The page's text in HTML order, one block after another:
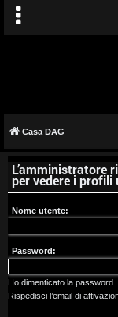
r
g
o
m
e
Casa DAG
L’amministratore
per vedere i profili
Nome utente:
Password:
Ho dimenticato la password
Rispedisci l’email di